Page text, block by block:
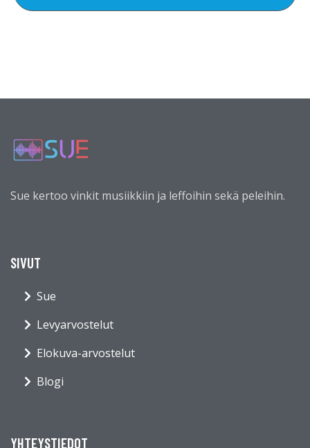
Sue kertoo vinkit musiikkiin ja leffoihin sekä peleihin.
SIVUT
Sue
Levyarvostelut
Elokuva-arvostelut
Blogi
YHTEYSTIEDOT